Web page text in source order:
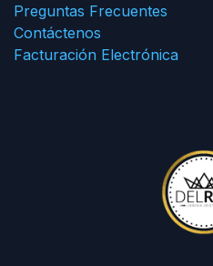
Preguntas Frecuentes
Contáctenos
Facturación Electrónica